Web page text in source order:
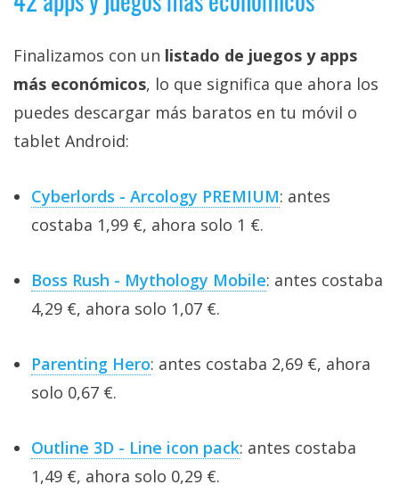
Finalizamos con un listado de juegos y apps
más económicos, lo que significa que ahora los
puedes descargar más baratos en tu móvil o
tablet Android:
Cyberlords - Arcology PREMIUM: antes
costaba 1,99 €, ahora solo 1 €.
Boss Rush - Mythology Mobile: antes costaba
4,29 €, ahora solo 1,07 €.
Parenting Hero: antes costaba 2,69 €, ahora
solo 0,67 €.
Outline 3D - Line icon pack: antes costaba
1,49 €, ahora solo 0,29 €.